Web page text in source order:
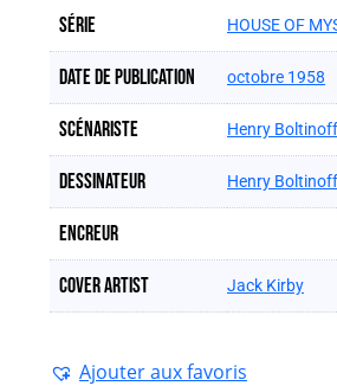
Série HOUSE OF
Date de publication octobre 1958
Scénariste Henry Boltinoff
Dessinateur Henry Boltinoff
Encreur
Cover artist Jack Kirby
Ajouter aux favoris